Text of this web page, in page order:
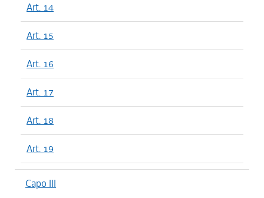
Art. 14
Art. 15
Art. 16
Art. 17
Art. 18
Art. 19
Capo III